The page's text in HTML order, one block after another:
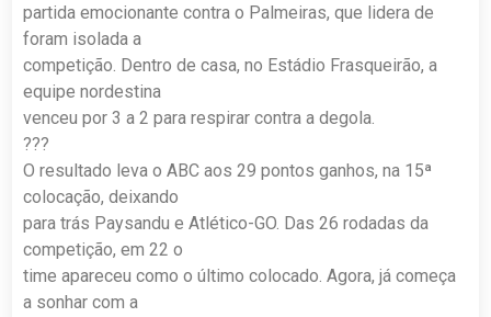
partida emocionante contra o Palmeiras, que lidera de
foram isolada a
competição. Dentro de casa, no Estádio Frasqueirão, a
equipe nordestina
venceu por 3 a 2 para respirar contra a degola.
???
O resultado leva o ABC aos 29 pontos ganhos, na 15ª
colocação, deixando
para trás Paysandu e Atlético-GO. Das 26 rodadas da
competição, em 22 o
time apareceu como o último colocado. Agora, já começa
a sonhar com a